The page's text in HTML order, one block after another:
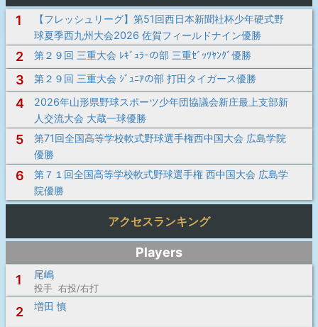
1
【フレッシュリーグ】第51回西日本新聞社杯少年硬式野
球夏季西九州大会2026 佐賀フィールドナイン優勝
2 第２９回 三重大会 ﾚｷﾞｭﾗｰの部 三重ｾﾞｯﾂﾔﾝｸﾞ優勝
3 第２９回 三重大会 ｼﾞｭﾆｱの部 打田タイガース優勝
4
2026年山形県野球スポーツ少年団協議会新庄最上支部新
人交流大会 大蔵一球優勝
5
第71回全国高等学校軟式野球選手権西中国大会 広島学院
優勝
6
第７１回全国高等学校軟式野球選手権 西中国大会 広島学
院優勝
アクセスランキング
Players
1
尾嶋
投手 右投/右打
2 増田 慎